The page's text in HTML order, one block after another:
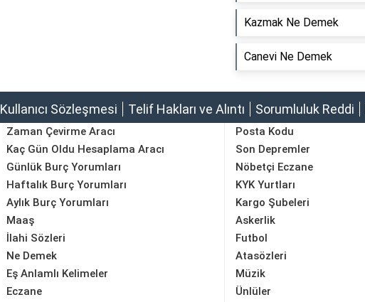
Kazmak Ne Demek
Canevi Ne Demek
Kullanıcı Sözleşmesi Telif Hakları ve Alıntı Sorumluluk Reddi
Zaman Çevirme Aracı
Kaç Gün Oldu Hesaplama Aracı
Günlük Burç Yorumları
Haftalık Burç Yorumları
Aylık Burç Yorumları
Maaş
Posta Kodu
Son Depremler
Nöbetçi Eczane
KYK Yurtları
Kargo Şubeleri
Askerlik
İlahi Sözleri
Ne Demek
Eş Anlamlı Kelimeler
Eczane
Futbol
Atasözleri
Müzik
Ünlüler